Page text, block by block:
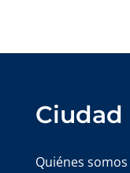
Ciudad
Quiénes somos